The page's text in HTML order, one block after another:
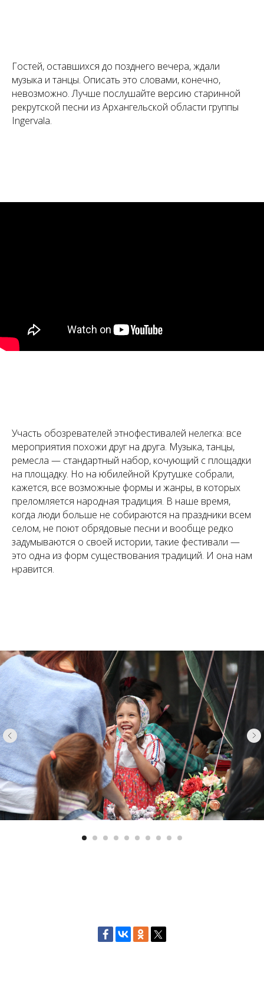
Гостей, оставшихся до позднего вечера, ждали
музыка и танцы. Описать это словами, конечно,
невозможно. Лучше послушайте версию старинной
рекрутской песни из Архангельской области группы
Ingervala.
Участь обозревателей этнофестивалей нелегка: все
мероприятия похожи друг на друга. Музыка, танцы,
ремесла — стандартный набор, кочующий с площадки
на площадку. Но на юбилейной Крутушке собрали,
кажется, все возможные формы и жанры, в которых
преломляется народная традиция. В наше время,
когда люди больше не собираются на праздники всем
селом, не поют обрядовые песни и вообще редко
задумываются о своей истории, такие фестивали —
это одна из форм существования традиций. И она нам
нравится.